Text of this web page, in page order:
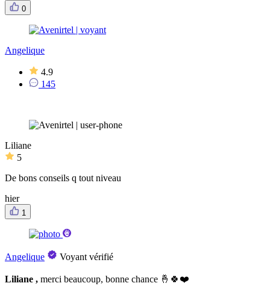
0
Angelique
4.9
145
Liliane
5
De bons conseils q tout niveau
hier
1
Angelique Voyant vérifié
Liliane , merci beaucoup, bonne chance 🤞🍀❤️